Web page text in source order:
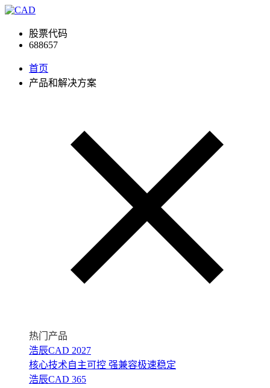
股票代码
688657
首页
产品和解决方案
热门产品
浩辰CAD 2027
核心技术自主可控 强兼容极速稳定
浩辰CAD 365